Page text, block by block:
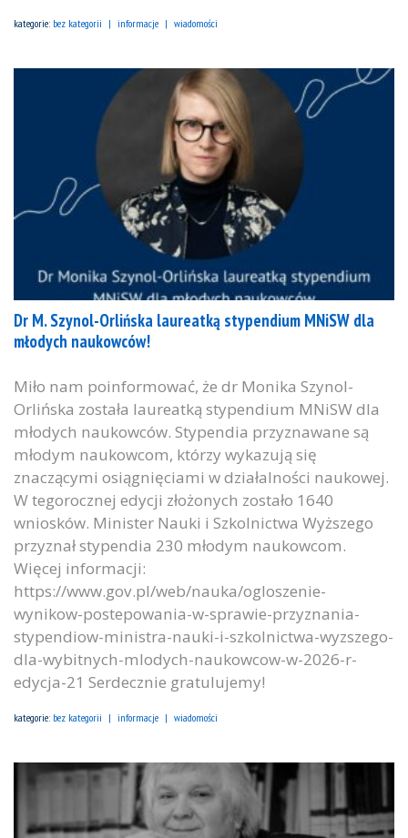
kategorie: bez kategorii informacje wiadomości
Dr M. Szynol-Orlińska laureatką stypendium MNiSW dla
młodych naukowców!
Miło nam poinformować, że dr Monika Szynol-
Orlińska została laureatką stypendium MNiSW dla
młodych naukowców. Stypendia przyznawane są
młodym naukowcom, którzy wykazują się
znaczącymi osiągnięciami w działalności naukowej.
W tegorocznej edycji złożonych zostało 1640
wniosków. Minister Nauki i Szkolnictwa Wyższego
przyznał stypendia 230 młodym naukowcom.
Więcej informacji:
https://www.gov.pl/web/nauka/ogloszenie-
wynikow-postepowania-w-sprawie-przyznania-
stypendiow-ministra-nauki-i-szkolnictwa-wyzszego-
dla-wybitnych-mlodych-naukowcow-w-2026-r-
edycja-21 Serdecznie gratulujemy!
kategorie: bez kategorii informacje wiadomości